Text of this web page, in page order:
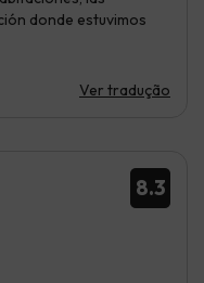
donde estuvimos
Ver tradução
8.3